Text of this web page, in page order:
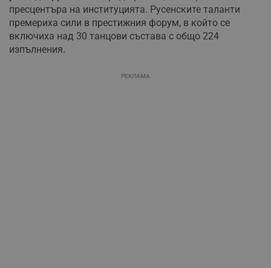
пресцентъра на институцията. Русенските таланти
премериха сили в престижния форум, в който се
включиха над 30 танцови състава с общо 224
изпълнения.
РЕКЛАМА